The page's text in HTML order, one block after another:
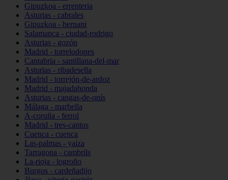
Gipuzkoa - errenteria
Asturias - cabrales
Gipuzkoa - hernani
Salamanca - ciudad-rodrigo
Asturias - gozón
Madrid - torrelodones
Cantabria - santillana-del-mar
Asturias - ribadesella
Madrid - torrejón-de-ardoz
Madrid - majadahonda
Asturias - cangas-de-onís
Málaga - marbella
A-coruña - ferrol
Madrid - tres-cantos
Cuenca - cuenca
Las-palmas - yaiza
Tarragona - cambrils
La-rioja - logroño
Burgos - cardeñadijo